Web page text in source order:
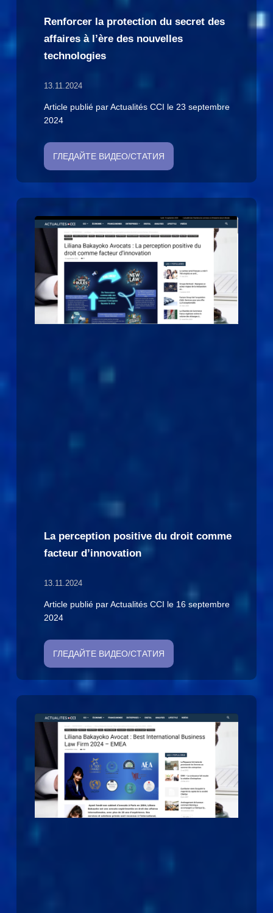
Renforcer la protection du secret des
affaires à l’ère des nouvelles
technologies
13.11.2024
Article publié par Actualités CCI le 23 septembre
2024
ГЛЕДАЙТЕ ВИДЕО/СТАТИЯ
La perception positive du droit comme
facteur d’innovation
13.11.2024
Article publié par Actualités CCI le 16 septembre
2024
ГЛЕДАЙТЕ ВИДЕО/СТАТИЯ